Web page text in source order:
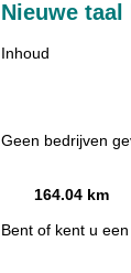
Nieuwe taal
Inhoud
Geen bedrijven
164.04 km
Bent of kent u